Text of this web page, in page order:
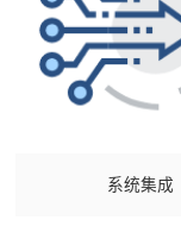
系统集成